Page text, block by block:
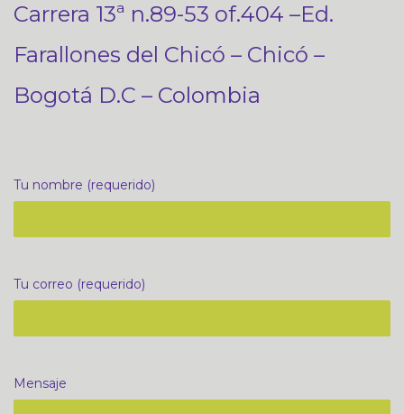
Carrera 13ª n.89-53 of.404 –Ed.
Farallones del Chicó – Chicó –
Bogotá D.C – Colombia
Tu nombre (requerido)
Tu correo (requerido)
Mensaje